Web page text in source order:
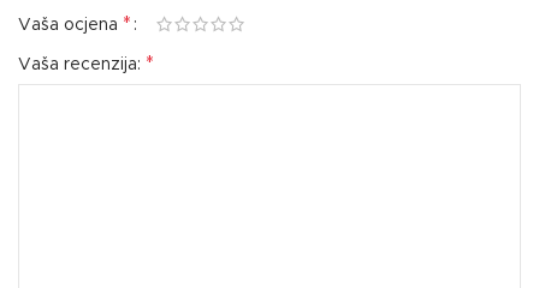
Vaša ocjena *
Vaša recenzija: *